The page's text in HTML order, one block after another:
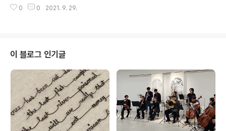
서 ②그레타 툰베리의 2019 UN 행동정상회의 연설 ③에
사용해 만든 가방 [가방으로 한 번 더]를 출품했습니다.관
나무를 가꾸고 있으면 새가 날아올지 모른다' 시구 재구성
하기, 잘 말린 소똥, 지렁이 똥 등미학적 가치가 중심이 아
닌 단순 소박한 노동에 가까운 수고의 결과물이 전시되는
자리입니다.악천후와 코로나 창궐의 와중에서 투병 중 후
손을 위해 생태시 휘호 써 주신 양희석 님, 여러 해 어린이
들 [나무를 심은 사람] 책..
0 0 2021. 9. 29.
이 블로그 인기글